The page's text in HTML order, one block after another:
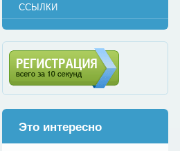
ССЫЛКИ
Регистрация (всего за 10
Это интересно